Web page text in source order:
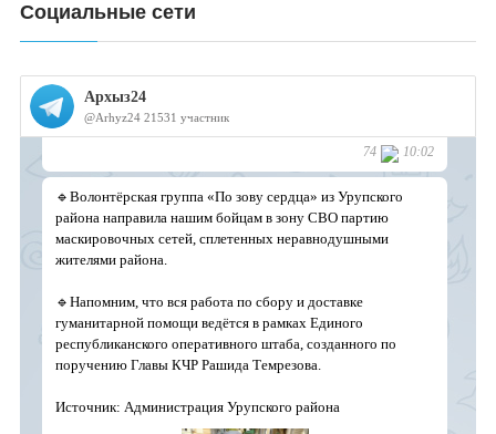
Социальные сети